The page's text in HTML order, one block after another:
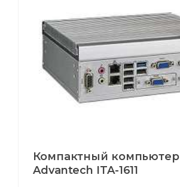
Компактный компьютер
Advantech ITA-1611